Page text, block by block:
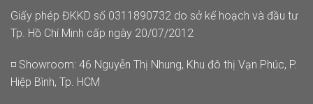
Giấy phép ĐKKD số 0311890732 do sở kế hoạch và đầu tư
Tp. Hồ Chí Minh cấp ngày 20/07/2012
◽ Showroom: 46 Nguyễn Thị Nhung, Khu đô thị Vạn Phúc, P.
Hiệp Bình, Tp. HCM